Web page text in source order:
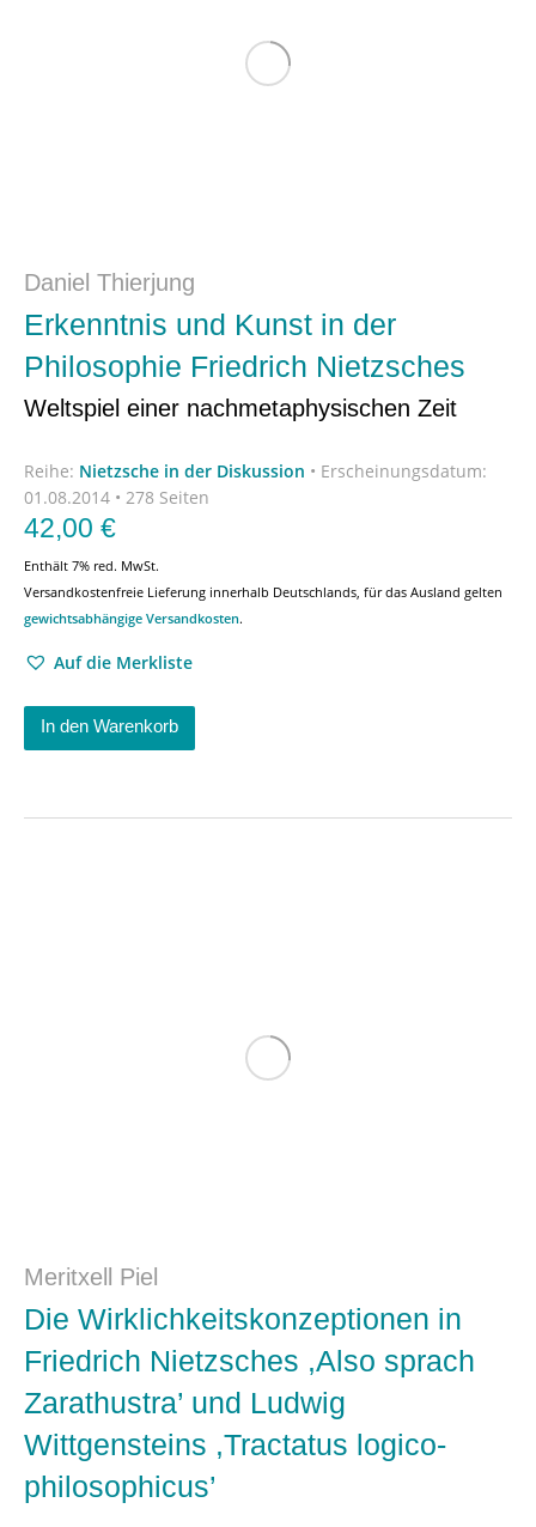
Daniel Thierjung
Erkenntnis und Kunst in der
Philosophie Friedrich Nietzsches
Weltspiel einer nachmetaphysischen Zeit
Reihe: Nietzsche in der Diskussion • Erscheinungsdatum:
01.08.2014 • 278 Seiten
42,00 €
Enthält 7% red. MwSt.
Versandkostenfreie Lieferung innerhalb Deutschlands, für das Ausland gelten
gewichtsabhängige Versandkosten.
Auf die Merkliste
In den Warenkorb
Meritxell Piel
Die Wirklichkeitskonzeptionen in
Friedrich Nietzsches ,Also sprach
Zarathustra’ und Ludwig
Wittgensteins ,Tractatus logico-
philosophicus’